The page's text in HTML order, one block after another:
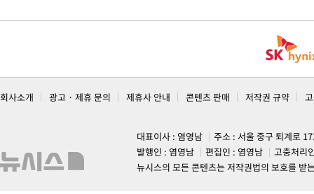
회사소개 광고 · 제휴 문의 제휴사 안내 콘텐츠 판매 저작권 규약
대표이사 : 염영남
주소 : 서울 중구 퇴계로
발행인 : 염영남
편집인 : 염영남
고충처리
뉴시스의 모든 콘텐츠는 저작권법의 보호를